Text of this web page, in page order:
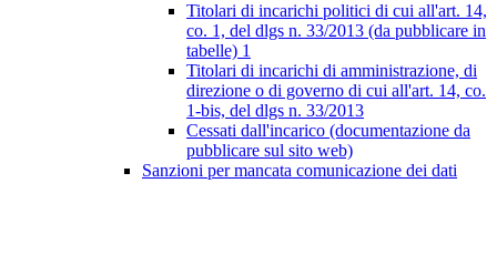
Titolari di incarichi politici di cui all'art. 14,
co. 1, del dlgs n. 33/2013 (da pubblicare in
tabelle) 1
Titolari di incarichi di amministrazione, di
direzione o di governo di cui all'art. 14, co.
1-bis, del dlgs n. 33/2013
Cessati dall'incarico (documentazione da
pubblicare sul sito web)
Sanzioni per mancata comunicazione dei dati